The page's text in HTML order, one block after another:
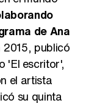
de Ana
2015, publicó
'El escritor',
el artista
su quinta